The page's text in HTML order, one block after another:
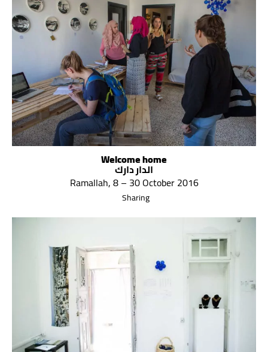
Welcome home
الدار دارك
Ramallah, 8 – 30 October 2016
Sharing